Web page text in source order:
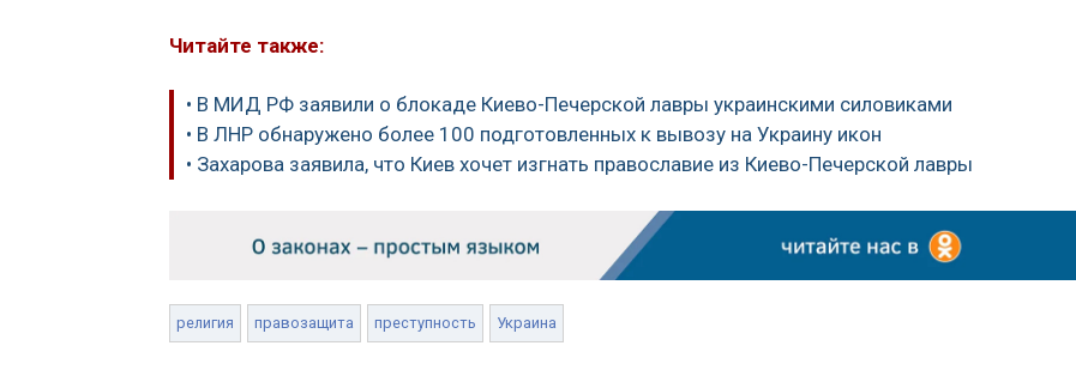
Читайте также:
• В МИД РФ заявили о блокаде Киево-Печерской лавры украинскими силовиками
• В ЛНР обнаружено более 100 подготовленных к вывозу на Украину икон
• Захарова заявила, что Киев хочет изгнать православие из Киево-Печерской лавры
религия правозащита преступность Украина